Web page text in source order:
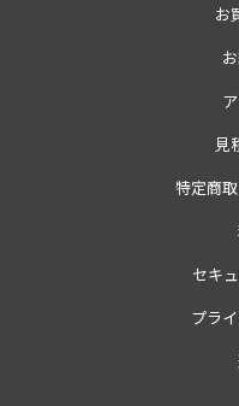
お
見
特定商
セキ
プラ